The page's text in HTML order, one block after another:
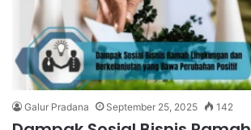
Galur Pradana September 25, 2025 142